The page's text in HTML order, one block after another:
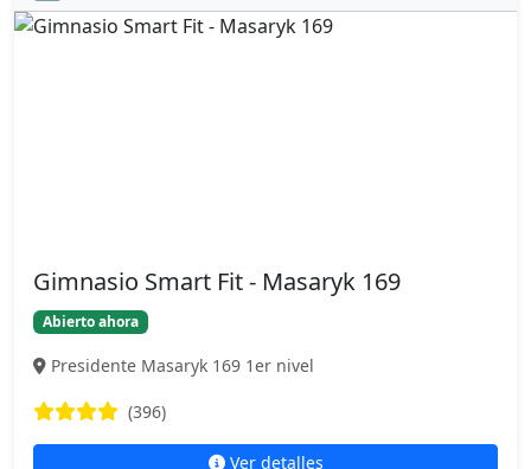
Gimnasio Smart Fit - Masaryk 169
Abierto ahora
Presidente Masaryk 169 1er nivel
(396)
Ver detalles